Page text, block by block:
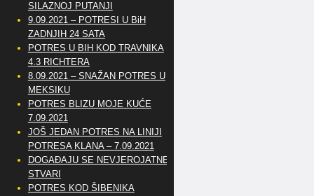
SILAZNOJ PUTANJI
9.09.2021 – POTRESI U BiH
ZADNJIH 24 SATA
POTRES U BIH KOD TRAVNIKA
4.3 RICHTERA
8.09.2021 – SNAŽAN POTRES U
MEKSIKU
POTRES BLIZU MOJE KUĆE
7.09.2021
JOŠ JEDAN POTRES NA LINIJI
POTRESA KLANA – 7.09.2021
DOGAĐAJU SE NEVJEROJATNE
STVARI
POTRES KOD ŠIBENIKA